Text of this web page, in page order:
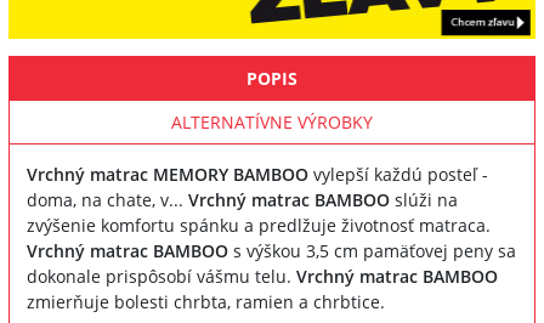
POPIS
ALTERNATÍVNE VÝROBKY
Vrchný matrac MEMORY BAMBOO vylepší každú posteľ -
doma, na chate, v... Vrchný matrac BAMBOO slúži na
zvýšenie komfortu spánku a predlžuje životnosť matraca.
Vrchný matrac BAMBOO s výškou 3,5 cm pamäťovej peny sa
dokonale prispôsobí vášmu telu. Vrchný matrac BAMBOO
zmierňuje bolesti chrbta, ramien a chrbtice.